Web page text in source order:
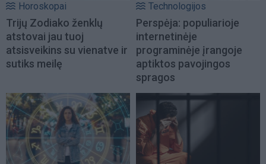
Horoskopai
Trijų Zodiako ženklų
atstovai jau tuoj
atsisveikins su vienatve ir
sutiks meilę
Technologijos
Perspėja: populiarioje
internetinėje
programinėje įrangoje
aptiktos pavojingos
spragos